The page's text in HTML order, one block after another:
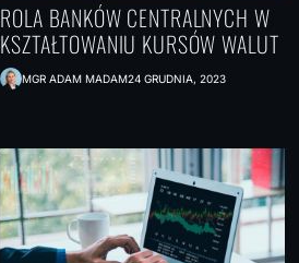
ROLA BANKÓW CENTRALNYCH W
KSZTAŁTOWANIU KURSÓW WALUT
MGR ADAM MADAM24 GRUDNIA, 2023
GOSPODARKĄ USA,
JEŚLI IRAN WYMUSI
NA ZATOCE PERSKIEJ
ROZLICZENIA W
JENACH?